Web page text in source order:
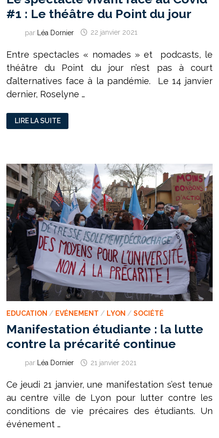
#1 : Le théâtre du Point du jour
par Léa Dornier 22 janvier 2021
Entre spectacles « nomades » et podcasts, le
théâtre du Point du jour n’est pas à court
d’alternatives face à la pandémie. Le 14 janvier
dernier, Roselyne …
LE
SPECTACLE
VIVANT
:
LE
THÉÂTRE
DU
POINT
DU
JOUR
LIRE LA SUITE
EDUCATION / EVÉNEMENT / LYON / SOCIÉTÉ
Manifestation étudiante : la lutte
contre la précarité continue
par Léa Dornier 21 janvier 2021
Ce jeudi 21 janvier, une manifestation s’est tenue
au centre ville de Lyon pour lutter contre les
conditions de vie précaires des étudiants. Un
événement …